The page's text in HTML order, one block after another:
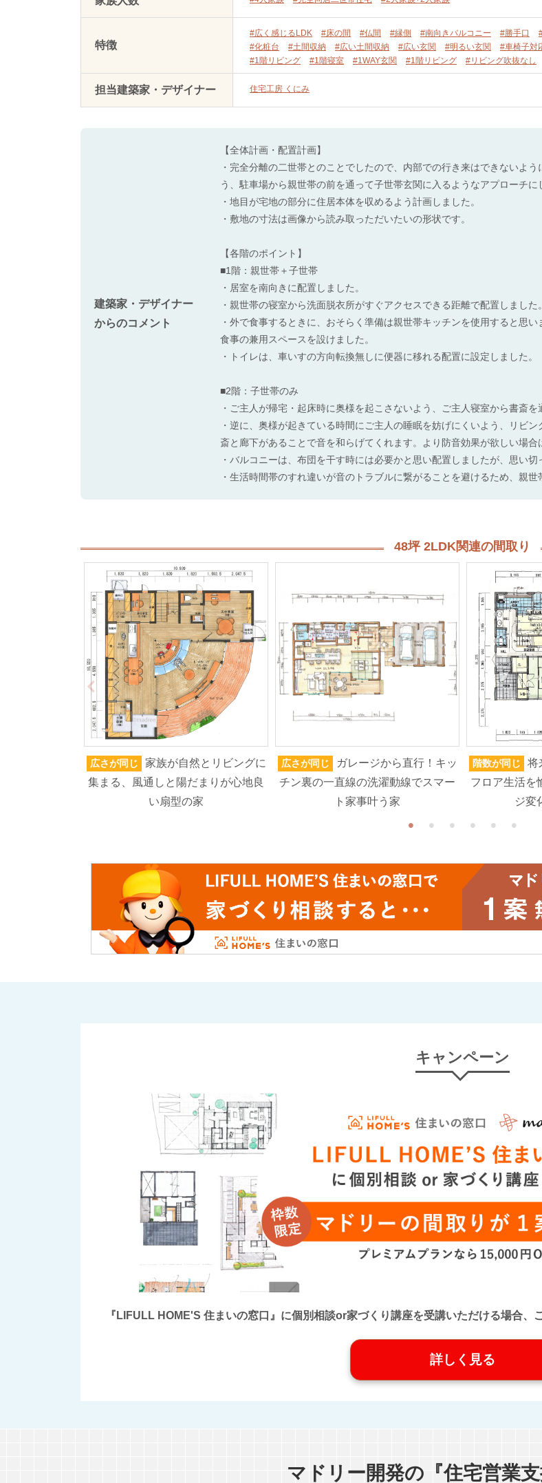
特徴
#広く感じるLDK #床の間 #仏間 #縁側 #南向きバルコニー #勝手口
#化粧台
#土間収納 #広い土間収納 #広い玄関 #明るい玄関 #車椅子対
#1階リビング
#1階寝室 #1WAY玄関 #1階リビング #リビング吹抜なし
担当建築家・デザイナー 住宅工房 くにみ
建築家・デザイナー
からのコメント
【全体計画・配置計画】
・完全分離の二世帯とのことでしたので、内部での行き来はできないよ
う、駐車場から親世帯の前を通って子世帯玄関に入るようなアプローチに
・地目が宅地の部分に住居本体を収めるよう計画しました。
・敷地の寸法は画像から読み取っただいたいの形状です。
【各階のポイント】
■1階：親世帯＋子世帯
・居室を南向きに配置しました。
・親世帯の寝室から洗面脱衣所がすぐアクセスできる距離で配置しました。
・外で食事するときに、おそらく準備は親世帯キッチンを使用すると思
食事の兼用スペースを設けました。
・トイレは、車いすの方向転換無しに便器に移れる配置に設定しました。
■2階：子世帯のみ
・ご主人が帰宅・起床時に奥様を起こさないよう、ご主人寝室から書斎
・逆に、奥様が起きている時間にご主人の睡眠を妨げにくいよう、リビ
斎と廊下があることで音を和らげてくれます。より防音効果が欲しい場合
・バルコニーは、布団を干す時には必要かと思い配置しましたが、思い
・生活時間帯のすれ違いが音のトラブルに繋がることを避けるため、親
48坪 2LDK関連の間取り
広さが同じ
家族が自然とリビングに
集まる、風通しと陽だまりが心地良
い扇型の家
広さが同じ
ガレージから直行！キッ
チン裏の一直線の洗濯動線でスマー
ト家事叶う家
階数が同じ
将
フロア生活を
ジ変
キャンペーン
『LIFULL HOME'S 住まいの窓口』に個別相談or家づくり講座を受講いただける場合、
詳しく見る
マドリー開発の『住宅営業支